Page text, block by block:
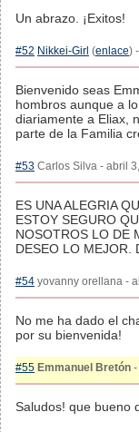
Un abrazo. ¡Exitos!
#52 Nikkei-Girl (enlace)
Bienvenido seas
hombros aunque a
diariamente a Eliax,
parte de la Familia
#53 Carlos Silva - abril
ES UNA ALEGRIA
ESTOY SEGURO
NOSOTROS LO DE
DESEO LO MEJOR.
#54 yovanny orellana -
No me ha dado el
por su bienvenida!
#55 Emmanuel Bretón -
Saludos! que bueno